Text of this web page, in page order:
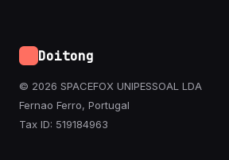
Doitong
© 2026 SPACEFOX UNIPESSOAL LDA
Fernao Ferro, Portugal
Tax ID: 519184963